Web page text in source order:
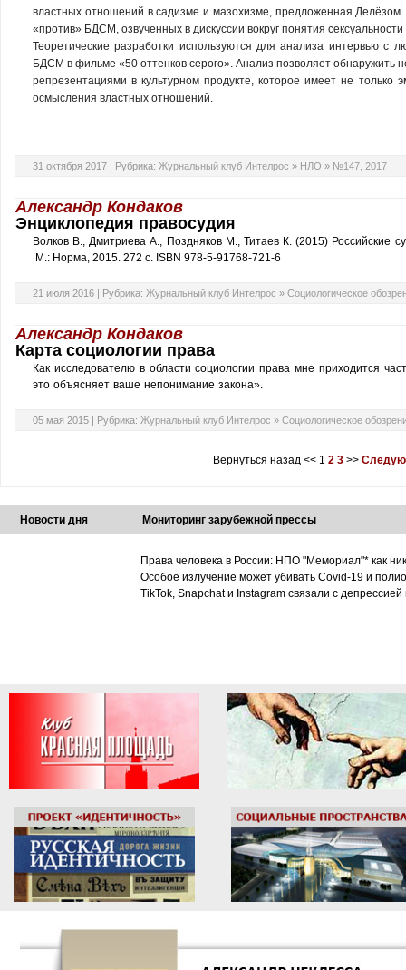
властных отно­ше­ний в садизме и мазохизме, предложенная
«против» БДСМ, озвученных в дискуссии вокруг понятия
Теоретические разработки используются для анализа интервью
БДСМ в фильме «50 оттенков серого». Анализ позволяет обнаружить
репрезентациями в культурном продукте, которое имеет не только
осмысления властных отношений.
31 октября 2017 | Рубрика: Журнальный клуб Интелрос » НЛО » №147, 2017
Александр Кондаков
Энциклопедия правосудия
Волков В., Дмитриева А., Поздняков М., Титаев К. (2015) Российские
М.: Норма, 2015. 272 с. ISBN 978-5-91768-721-6
21 июля 2016 | Рубрика: Журнальный клуб Интелрос » Социологическое
Александр Кондаков
Карта социологии права
Как исследователю в области социологии права мне приходится
это объясняет ваше непонимание закона».
05 мая 2015 | Рубрика: Журнальный клуб Интелрос » Социологическое
Вернуться назад<< 1 2 3>>
Новости дня Мониторинг зарубежной прессы
Права человека в России: НПО "Мемориал"* как
Особое излучение может убивать Covid-19 и
TikTok, Snapchat и Instagram связали с